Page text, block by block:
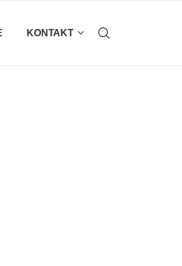
KONTAKT